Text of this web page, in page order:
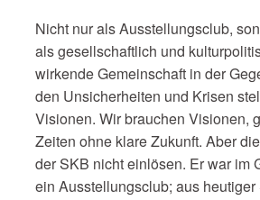
Nicht nur als Ausstellungsclub,
als gesellschaftlich und
wirkende Gemeinschaft in der
den Unsicherheiten und Krisen
Visionen. Wir brauchen Visionen,
Zeiten ohne klare Zukunft. Aber
der SKB nicht einlösen. Er war im
ein Ausstellungsclub; aus